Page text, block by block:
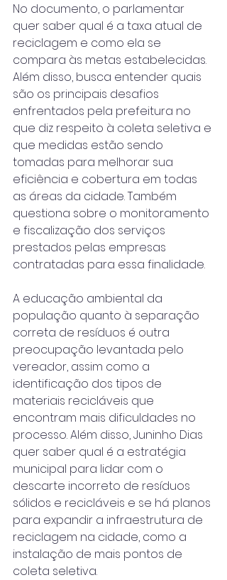
No documento, o parlamentar
quer saber qual é a taxa atual de
reciclagem e como ela se
compara às metas estabelecidas.
Além disso, busca entender quais
são os principais desafios
enfrentados pela prefeitura no
que diz respeito à coleta seletiva e
que medidas estão sendo
tomadas para melhorar sua
eficiência e cobertura em todas
as áreas da cidade. Também
questiona sobre o monitoramento
e fiscalização dos serviços
prestados pelas empresas
contratadas para essa finalidade.
A educação ambiental da
população quanto à separação
correta de resíduos é outra
preocupação levantada pelo
vereador, assim como a
identificação dos tipos de
materiais recicláveis que
encontram mais dificuldades no
processo. Além disso, Juninho Dias
quer saber qual é a estratégia
municipal para lidar com o
descarte incorreto de resíduos
sólidos e recicláveis e se há planos
para expandir a infraestrutura de
reciclagem na cidade, como a
instalação de mais pontos de
coleta seletiva.